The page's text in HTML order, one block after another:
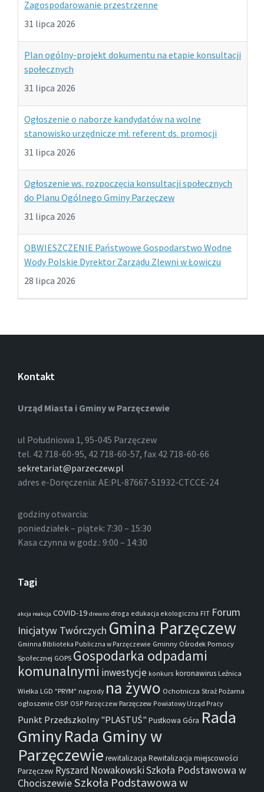
Zagospodarowanie przestrzenne
31 lipca 2026
Plan ogólny-projekt dokumentu na etapie konsultacji
społecznych
31 lipca 2026
Ogłoszenie o naborze kandydatów na wolne
stanowisko urzędnicze mł. referent ds. promocji
31 lipca 2026
Ogłoszenie ws. rozpoczęcia konsultacji społecznych
do Planu Ogólnego Gminy Parzęczew
31 lipca 2026
OBWIESZCZENIE Państwowe Gospodarstwo Wodne
Wody Polskie Dyrektor Zarządu Zlewni w Łowiczu
28 lipca 2026
Kontakt
Urząd Miasta i Gminy w Parzęczewie
ul Południowa 1, 95-045 Parzęczew
tel. 42 718-60-95, 42 718-60-57, fax 42 718-60-66
sekretariat@parzeczew.pl
adres e-Doręczenia: AE:PL-87667-51932-CTCCE-24
godziny otwarcia:
poniedziałek – piątek: 7:30 – 15:30
Kasa czynna w godz.: 9:00 – 14:30
Tagi
akcja reakcja COVID-19 drewno droga edukacja ekologiczna FIT Forum
Inicjatyw Twórczych Gmina Parzęczew
Gminna Biblioteka Publiczna w Parzęczewie Gminny Ośrodek Pomocy
Społecznej GOPS Gospodarka odpadami
komunalnymi inwestycje konkurs koronawirus Leźnica
Wielka LGD "PRYM" nagrody na żywo Ochotnicza Straż Pożarna
ogłoszenie OSP OSP Parzęczew Parzęczew Powiatowy Urząd Pracy
Punkt Przedszkolny "PLASTUŚ" Pustkowa Góra Rada
GminyRada Gminy w
Parzęczewie rewitalizacja Rewitalizacja miejscowości
Parzęczew Ryszard NowakowskiSzkoła Podstawowa w
ChociszewieSzkoła Podstawowa w